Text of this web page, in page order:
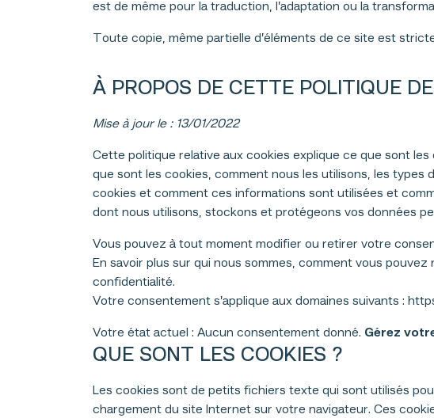
est de même pour la traduction, l’adaptation ou la
Toute copie, même partielle d’éléments de ce site est
À PROPOS DE CETTE POLITIQUE
Mise à jour le : 13/01/2022
Cette politique relative aux cookies explique ce que sont
que sont les cookies, comment nous les utilisons, les types
cookies et comment ces informations sont utilisées et
dont nous utilisons, stockons et protégeons vos données
Vous pouvez à tout moment modifier ou retirer votre
En savoir plus sur qui nous sommes, comment vous
confidentialité.
Votre consentement s’applique aux domaines suivants :
Votre état actuel : Aucun consentement donné. Gérez
QUE SONT LES COOKIES ?
Les cookies sont de petits fichiers texte qui sont utilisés
chargement du site Internet sur votre navigateur. Ces